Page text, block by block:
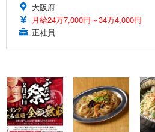
大阪府
月給24万7,000円～34万4,000円
正社員